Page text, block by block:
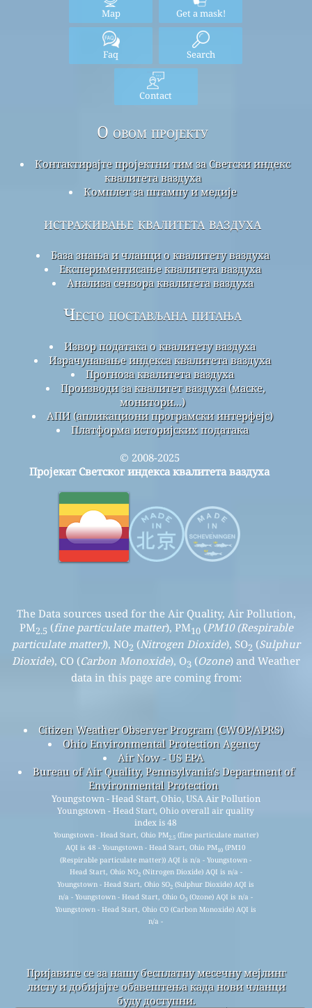
Map Get a mask!
Faq Search
Contact
О овом пројекту
Контактирајте пројектни тим за Светски индекс
квалитета ваздуха
Комплет за штампу и медије
истраживање квалитета ваздуха
База знања и чланци о квалитету ваздуха
Експериментисање квалитета ваздуха
Анализа сензора квалитета ваздуха
Често постављана питања
Извор података о квалитету ваздуха
Израчунавање индекса квалитета ваздуха
Прогноза квалитета ваздуха
Производи за квалитет ваздуха (маске,
монитори...)
АПИ (апликациони програмски интерфејс)
Платформа историјских података
© 2008-2025
Пројекат Светског индекса квалитета ваздуха
The Data sources used for the Air Quality, Air Pollution,
PM2.5 (fine particulate matter), PM10(PM10 (Respirable
particulate matter)), NO2 (Nitrogen Dioxide), SO2 (Sulphur
Dioxide), CO (Carbon Monoxide), O3 (Ozone) and Weather
data in this page are coming from:
Citizen Weather Observer Program (CWOP/APRS)
Ohio Environmental Protection Agency
Air Now - US EPA
Bureau of Air Quality, Pennsylvania's Department of
Environmental Protection
Youngstown - Head Start, Ohio, USA Air Pollution
Youngstown - Head Start, Ohio overall air quality
index is 48
Youngstown - Head Start, Ohio PM2.5(fine particulate matter)
AQI is 48 - Youngstown - Head Start, Ohio PM10 (PM10
(Respirable particulate matter)) AQI is n/a - Youngstown -
Head Start, Ohio NO2(Nitrogen Dioxide) AQI is n/a -
Youngstown - Head Start, Ohio SO2 (Sulphur Dioxide) AQI is
n/a - Youngstown - Head Start, Ohio O3 (Ozone) AQI is n/a -
Youngstown - Head Start, Ohio CO (Carbon Monoxide) AQI is
n/a -
Пријавите се за нашу бесплатну месечну мејлинг
листу и добијајте обавештења када нови чланци
буду доступни.